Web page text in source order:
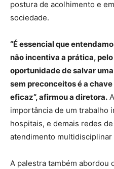
postura de acolhimento e
sociedade.
“É essencial que
não incentiva a prática,
oportunidade de salvar
sem preconceitos é a
eficaz”, afirmou a diretora.
importância de um trabalho
hospitais, e demais redes
atendimento multidisciplinar
A palestra também abordou